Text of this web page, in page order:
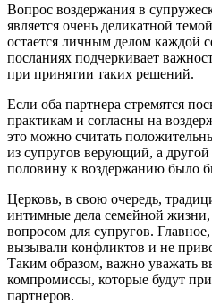
Вопрос воздержания в
является очень деликатной
остается личным делом каждой
посланиях подчеркивает
при принятии таких решений.
Если оба партнера стремятся
практикам и согласны на
это можно считать
из супругов верующий, а
половину к воздержанию было
Церковь, в свою очередь,
интимные дела семейной
вопросом для супругов.
вызывали конфликтов и не
Таким образом, важно уважать
компромиссы, которые будут
партнеров.